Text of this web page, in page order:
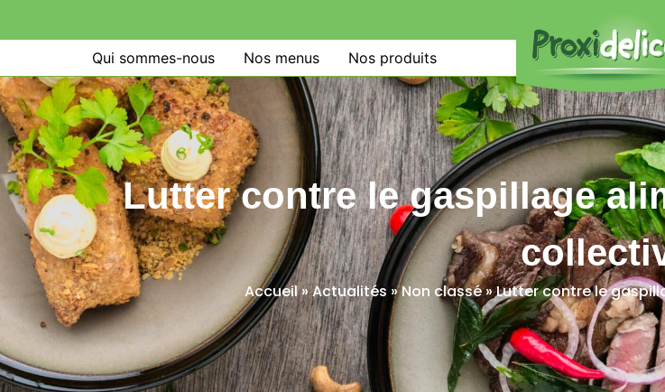
Qui sommes-nous Nos menus Nos produits
Lutter contre le gaspillage
Accueil»Actualités »Non classé»Lutter contre le